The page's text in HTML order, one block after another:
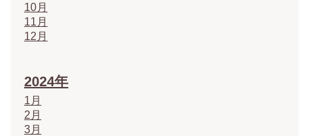
10月
11月
12月
2024年
1月
2月
3月